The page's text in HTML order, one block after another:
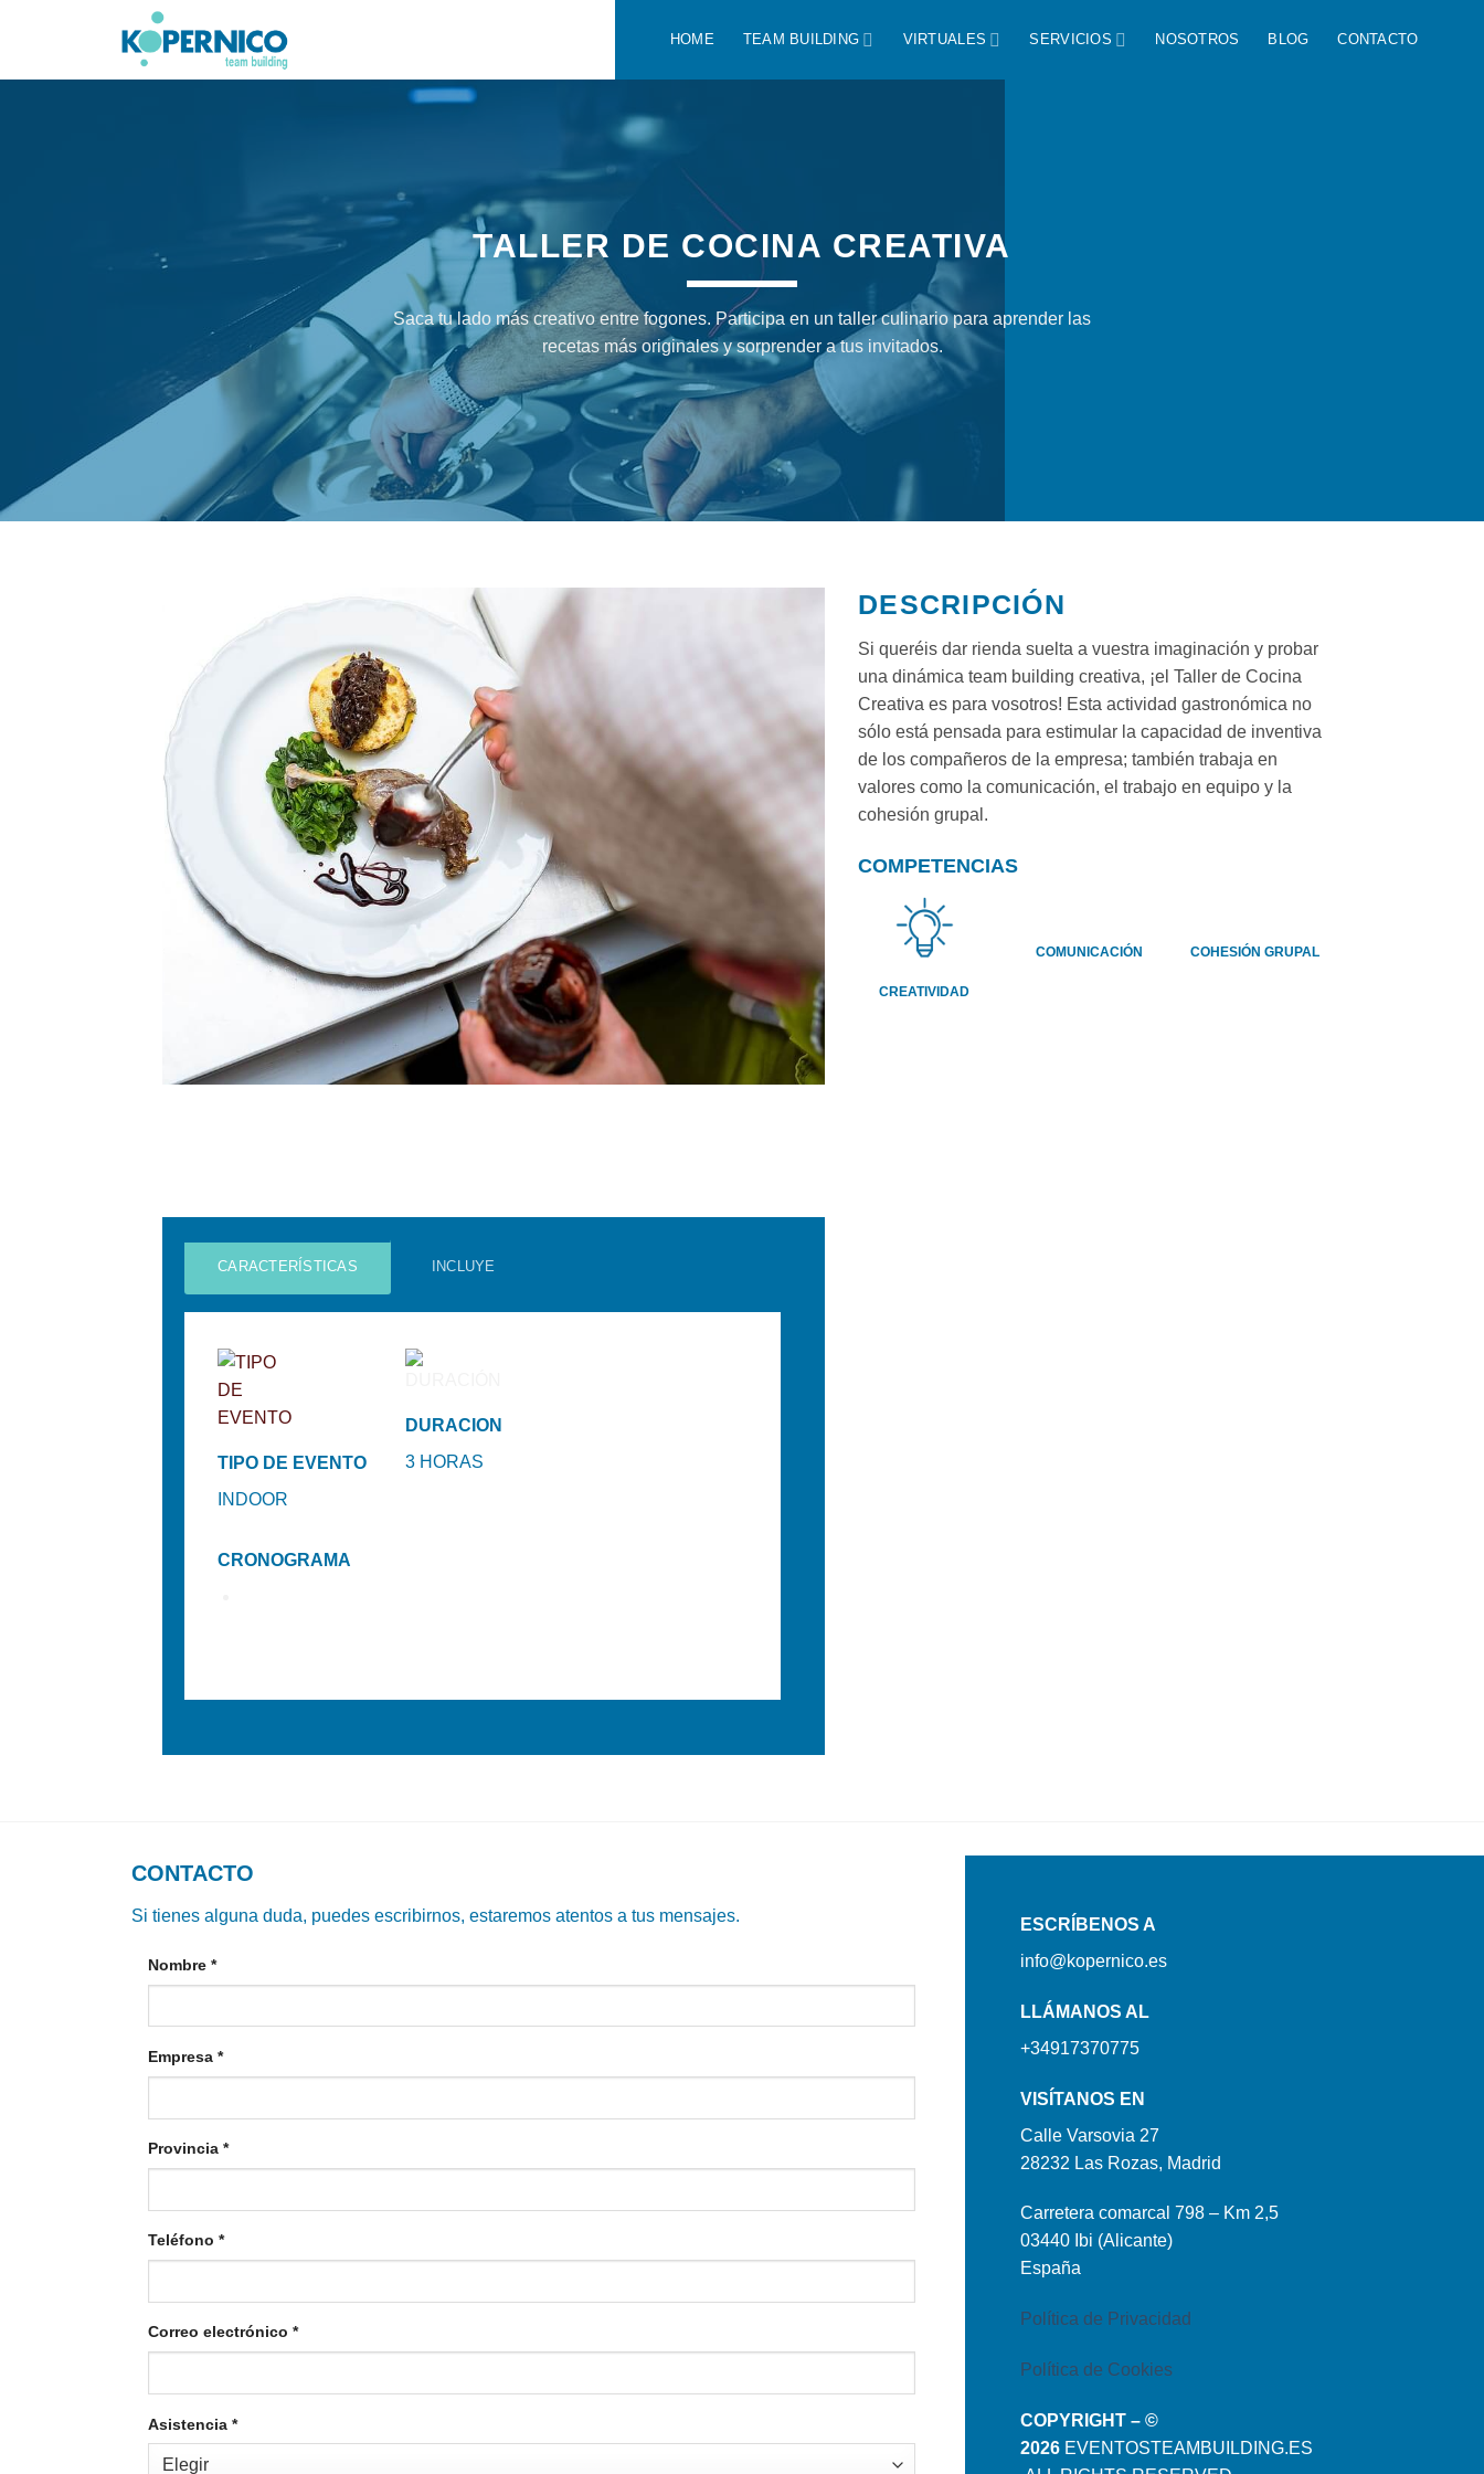
HOME TEAM BUILDING VIRTUALES SERVICIOS NOSOTROS BLOG CONTACTO
TALLER DE COCINA CREATIVA
Saca tu lado más creativo entre fogones. Participa en un taller culinario para aprender las
recetas más originales y sorprender a tus invitados.
DESCRIPCIÓN
Si queréis dar rienda suelta a vuestra imaginación y probar
una dinámica team building creativa, ¡el Taller de Cocina
Creativa es para vosotros! Esta actividad gastronómica no
sólo está pensada para estimular la capacidad de inventiva
de los compañeros de la empresa; también trabaja en
valores como la comunicación, el trabajo en equipo y la
cohesión grupal.
COMPETENCIAS
CREATIVIDAD
COMUNICACIÓN COHESIÓN GRUPAL
CARACTERÍSTICAS INCLUYE
TIPO DE EVENTO
INDOOR
DURACION
3 HORAS
CRONOGRAMA
CONTACTO
Si tienes alguna duda, puedes escribirnos, estaremos atentos a tus mensajes.
Nombre*
Empresa*
Provincia*
Teléfono*
Correo electrónico*
Asistencia*
Elegir
ESCRÍBENOS A
info@kopernico.es
LLÁMANOS AL
+34917370775
VISÍTANOS EN
Calle Varsovia 27
28232 Las Rozas, Madrid
Carretera comarcal 798 – Km 2,5
03440 Ibi (Alicante)
España
Política de Privacidad
Política de Cookies
COPYRIGHT – ©
2026EVENTOSTEAMBUILDING.ES